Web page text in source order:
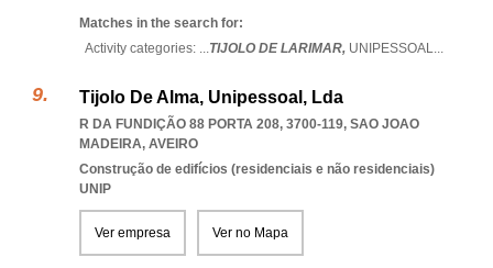
Matches in the search for:
Activity categories: ...TIJOLO DE LARIMAR, UNIPESSOAL...
Tijolo De Alma, Unipessoal, Lda
R DA FUNDIÇÃO 88 PORTA 208, 3700-119, SAO JOAO
MADEIRA, AVEIRO
Construção de edifícios (residenciais e não residenciais)
UNIP
Ver empresa Ver no Mapa